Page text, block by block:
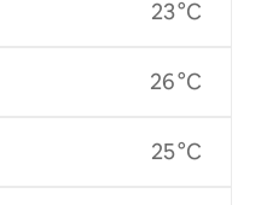
23 °C
26 °C
25 °C